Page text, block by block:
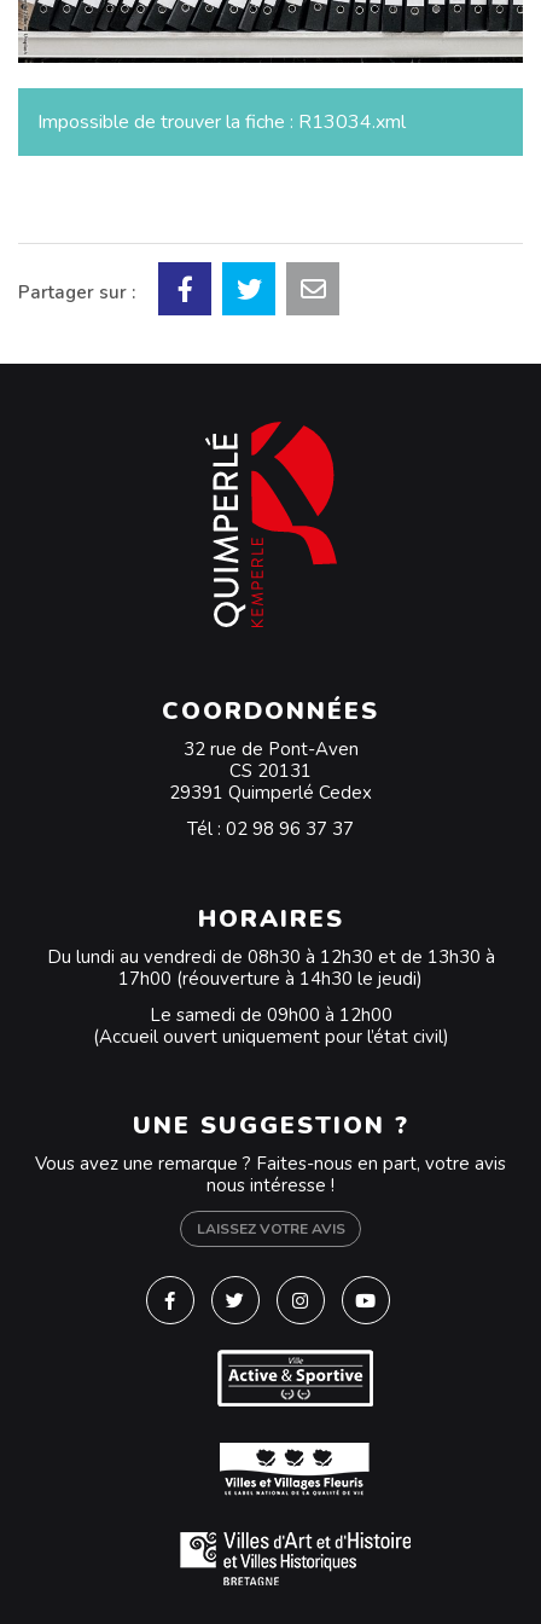
Impossible de trouver la fiche : R13034.xml
Partager sur :
COORDONNÉES
32 rue de Pont-Aven
CS 20131
29391 Quimperlé Cedex
Tél : 02 98 96 37 37
HORAIRES
Du lundi au vendredi de 08h30 à 12h30 et de 13h30 à
17h00 (réouverture à 14h30 le jeudi)
Le samedi de 09h00 à 12h00
(Accueil ouvert uniquement pour l’état civil)
UNE SUGGESTION ?
Vous avez une remarque ? Faites-nous en part, votre avis
nous intéresse !
LAISSEZ VOTRE AVIS
Lien vers le compte Facebook
Lien vers le compte Twitter
Lien vers le compte
Lien vers la chaîne